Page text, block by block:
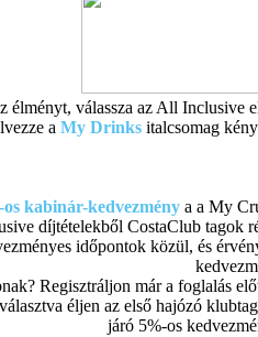
élményt, válassza az All Inclusive
a My Drinks italcsomag
kabinár-kedvezmény a a My
díjtételekből CostaClub tagok
időpontok közül, és
Regisztráljon már a foglalás
éljen az első hajózó
járó 5%-os